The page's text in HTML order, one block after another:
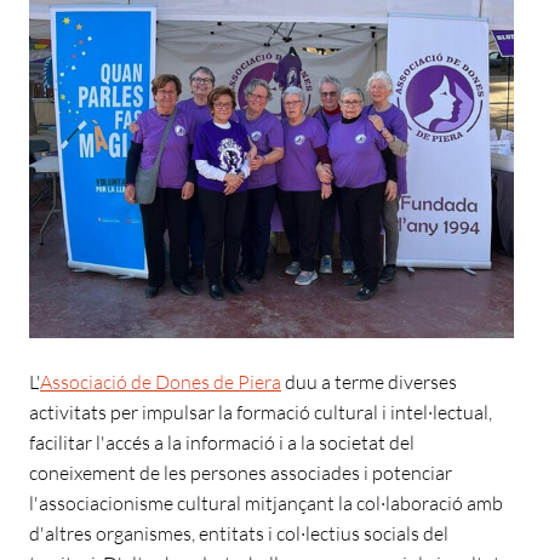
L'Associació de Dones de Piera duu a terme diverses
activitats per impulsar la formació cultural i intel·lectual,
facilitar l'accés a la informació i a la societat del
coneixement de les persones associades i potenciar
l'associacionisme cultural mitjançant la col·laboració amb
d'altres organismes, entitats i col·lectius socials del